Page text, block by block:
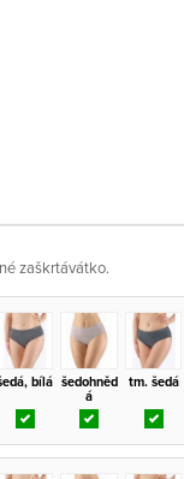
zaškrtávátko.
bílá šedohněd
á
tm. šedá